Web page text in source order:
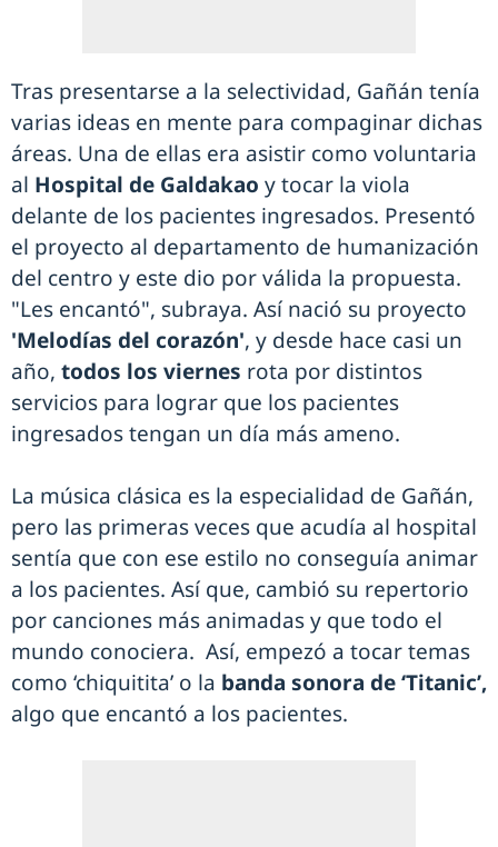
Tras presentarse a la selectividad, Gañán tenía
varias ideas en mente para compaginar dichas
áreas. Una de ellas era asistir como voluntaria
al Hospital de Galdakao y tocar la viola
delante de los pacientes ingresados. Presentó
el proyecto al departamento de humanización
del centro y este dio por válida la propuesta.
"Les encantó", subraya. Así nació su proyecto
'Melodías del corazón', y desde hace casi un
año, todos los viernes rota por distintos
servicios para lograr que los pacientes
ingresados tengan un día más ameno.
La música clásica es la especialidad de Gañán,
pero las primeras veces que acudía al hospital
sentía que con ese estilo no conseguía animar
a los pacientes. Así que, cambió su repertorio
por canciones más animadas y que todo el
mundo conociera. Así, empezó a tocar temas
como ‘chiquitita’ o la banda sonora de ‘Titanic’,
algo que encantó a los pacientes.